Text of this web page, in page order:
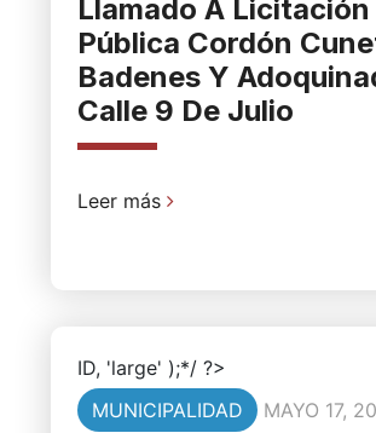
Llamado A Licitación
Pública Cordón
Badenes Y
Calle 9 De Julio
Leer más
ID, 'large' );*/ ?>
MUNICIPALIDAD
MAYO 17,